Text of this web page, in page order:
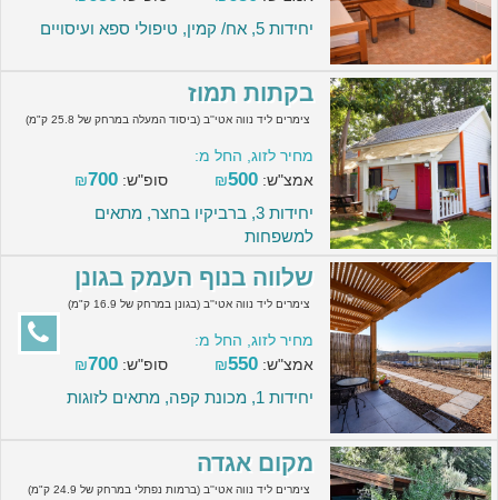
יחידות 5, אח/ קמין, טיפולי ספא ועיסויים
בקתות תמוז
צימרים ליד נווה אטי''ב (ביסוד המעלה במרחק של 25.8 ק"מ)
מחיר לזוג, החל מ:
אמצ"ש:
₪500 סופ"ש: ₪700
יחידות 3, ברביקיו בחצר, מתאים
למשפחות
שלווה בנוף העמק בגונן
צימרים ליד נווה אטי''ב (בגונן במרחק של 16.9 ק"מ)
מחיר לזוג, החל מ:
אמצ"ש:
₪550 סופ"ש: ₪700
יחידות 1, מכונת קפה, מתאים לזוגות
מקום אגדה
צימרים ליד נווה אטי''ב (ברמות נפתלי במרחק של 24.9 ק"מ)